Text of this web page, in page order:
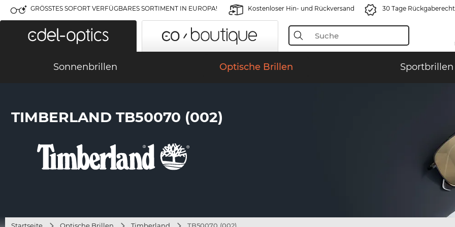
GRÖSSTES SOFORT VERFÜGBARES SORTIMENT IN EUROPA! Kostenloser Hin- und Rückversand 30 Tage Rückgaberecht
Sonnenbrillen Optische Brillen Sportbrillen
TIMBERLAND TB50070 (002)